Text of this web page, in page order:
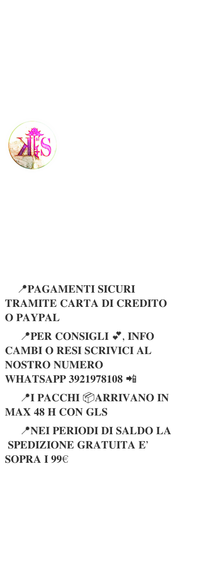
📍𝐏𝐀𝐆𝐀𝐌𝐄𝐍𝐓𝐈 𝐒𝐈𝐂𝐔𝐑𝐈
𝐓𝐑𝐀𝐌𝐈𝐓𝐄 𝐂𝐀𝐑𝐓𝐀 𝐃𝐈 𝐂𝐑𝐄𝐃𝐈𝐓𝐎
𝐎 𝐏𝐀𝐘𝐏𝐀𝐋
📍𝐏𝐄𝐑 𝐂𝐎𝐍𝐒𝐈𝐆𝐋𝐈 💕, 𝐈𝐍𝐅𝐎
𝐂𝐀𝐌𝐁𝐈 𝐎 𝐑𝐄𝐒𝐈 𝐒𝐂𝐑𝐈𝐕𝐈𝐂𝐈 𝐀𝐋
𝐍𝐎𝐒𝐓𝐑𝐎 𝐍𝐔𝐌𝐄𝐑𝐎
𝐖𝐇𝐀𝐓𝐒𝐀𝐏𝐏 𝟑𝟗𝟐𝟏𝟗𝟕𝟖𝟏𝟎𝟖 📲
📍𝐈 𝐏𝐀𝐂𝐂𝐇𝐈 📦𝐀𝐑𝐑𝐈𝐕𝐀𝐍𝐎 𝐈𝐍
𝐌𝐀𝐗 𝟒𝟖 𝐇 𝐂𝐎𝐍 𝐆𝐋𝐒
📍𝐍𝐄𝐈 𝐏𝐄𝐑𝐈𝐎𝐃𝐈 𝐃𝐈 𝐒𝐀𝐋𝐃𝐎 𝐋𝐀
𝐒𝐏𝐄𝐃𝐈𝐙𝐈𝐎𝐍𝐄 𝐆𝐑𝐀𝐓𝐔𝐈𝐓𝐀 𝐄’
𝐒𝐎𝐏𝐑𝐀 𝐈 𝟗𝟗€